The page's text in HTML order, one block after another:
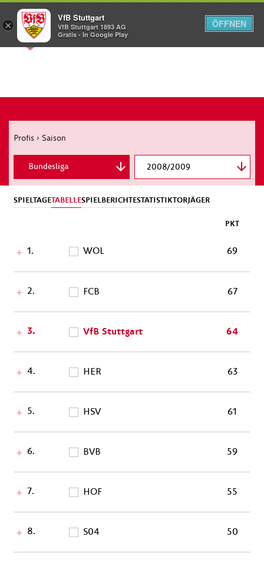
Menü
Profis › Saison
2008/2009
Bundesliga
DFB-Pokal
SPIELTAGETABELLESPIELBERICHTESTATISTIKTORJÄGER
PKT
1. WOL 69
2. FCB 67
3. VfB Stuttgart 64
4. HER 63
5. HSV 61
6. BVB 59
7. HOF 55
8. S04 50
×
VfB Stuttgart
VfB Stuttgart 1893 AG
Gratis - In Google Play
ÖFFNEN